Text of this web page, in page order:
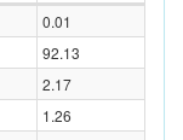
0.01
92.13
2.17
1.26